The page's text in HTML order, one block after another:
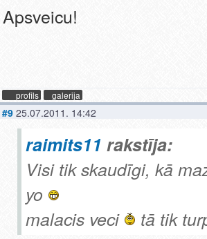
Apsveicu!
profils galerija
#9 25.07.2011. 14:42
raimits11 rakstīja:
Visi tik skaudīgi, kā
yo
malacis veci
tā tik